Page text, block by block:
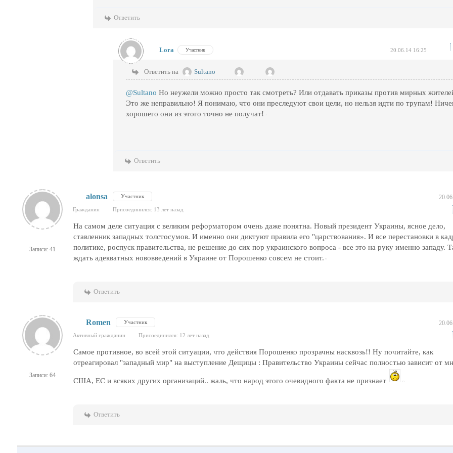
Ответить
Lora Участник 20.06.14 16:25
Ответить на Sultano
@Sultano Но неужели можно просто так смотреть? Или отдавать приказы против мирных
Это же неправильно! Я понимаю, что они преследуют свои цели, но нельзя идти по трупам!
хорошего они из этого точно не получат!
Ответить
Записи: 41
alonsa Участник
Гражданин Присоединился: 13 лет назад
На самом деле ситуация с великим реформатором очень даже понятна. Новый президент Украины, ясное дело,
ставленник западных толстосумов. И именно они диктуют правила его "царствования». И все перестановки в
политике, роспуск правительства, не решение до сих пор украинского вопроса - все это на руку именно западу.
ждать адекватных нововведений в Украине от Порошенко совсем не стоит.
Ответить
Записи: 64
Romen Участник
Активный гражданин Присоединился: 12 лет назад
Самое противное, во всей этой ситуации, что действия Порошенко прозрачны насквозь!! Ну почитайте, как
отреагировал "западный мир" на выступление Дещицы : Правительство Украины сейчас полностью зависит от
США, ЕС и всяких других организаций.. жаль, что народ этого очевидного факта не признает
Ответить